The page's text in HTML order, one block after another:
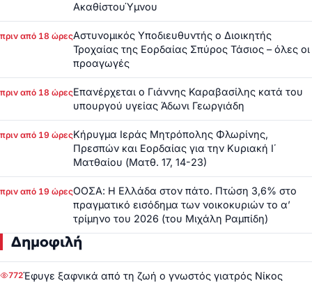
ΑκαθίστουΎμνου
πριν από 18 ώρεςΑστυνομικός Υποδιευθυντής ο Διοικητής
Τροχαίας της Εορδαίας Σπύρος Τάσιος – όλες οι
προαγωγές
πριν από 18 ώρεςΕπανέρχεται ο Γιάννης Καραβασίλης κατά του
υπουργού υγείας Άδωνι Γεωργιάδη
πριν από 19 ώρεςΚήρυγμα Ιεράς Μητρόπολης Φλωρίνης,
Πρεσπών και Εορδαίας για την Κυριακή Ι΄
Ματθαίου (Ματθ. 17, 14-23)
πριν από 19 ώρεςΟΟΣΑ: Η Ελλάδα στον πάτο. Πτώση 3,6% στο
πραγματικό εισόδημα των νοικοκυριών το α’
τρίμηνο του 2026 (του Μιχάλη Ραμπίδη)
Δημοφιλή
772Έφυγε ξαφνικά από τη ζωή ο γνωστός γιατρός Νίκος